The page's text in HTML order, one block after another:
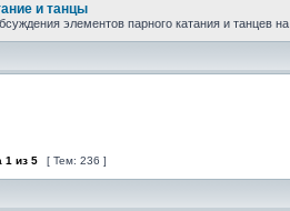
и танцы
элементов парного катания и танцев
1 из 5 [ Тем: 236 ]